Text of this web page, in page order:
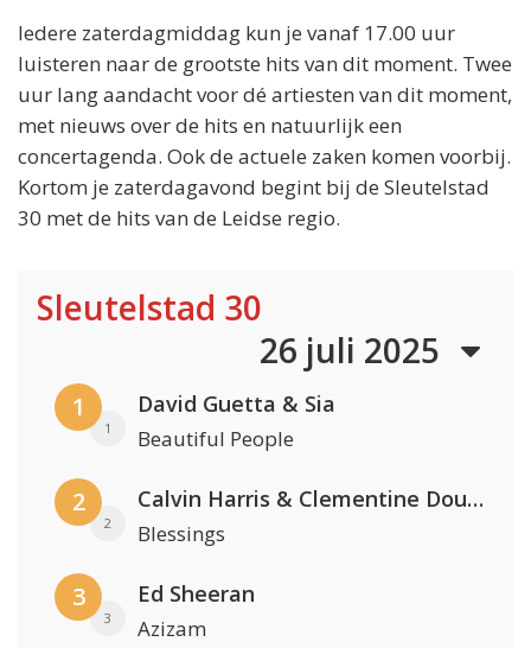
Iedere zaterdagmiddag kun je vanaf 17.00 uur
luisteren naar de grootste hits van dit moment. Twee
uur lang aandacht voor dé artiesten van dit moment,
met nieuws over de hits en natuurlijk een
concertagenda. Ook de actuele zaken komen voorbij.
Kortom je zaterdagavond begint bij de Sleutelstad
30 met de hits van de Leidse regio.
Sleutelstad 30
26 juli 2025
1
1
David Guetta & Sia
Beautiful People
2
2
Calvin Harris & Clementine Douglas
Blessings
3
3
Ed Sheeran
Azizam